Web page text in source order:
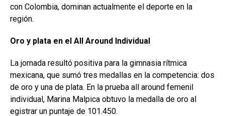
con Colombia, dominan actualmente el deporte en la
región.
Oro y plata en el All Around Individual
La jornada resultó positiva para la gimnasia rítmica
mexicana, que sumó tres medallas en la competencia: dos
de oro y una de plata. En la prueba all around femenil
individual, Marina Malpica obtuvo la medalla de oro al
egistrar un puntaje de 101.450.